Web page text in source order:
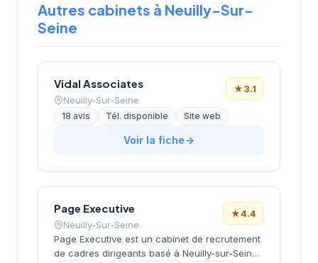
Autres cabinets à Neuilly-Sur-
Seine
Vidal Associates
Neuilly-Sur-Seine
★3.1
18 avis Tél. disponible Site web
Voir la fiche
Page Executive
Neuilly-Sur-Seine
★4.4
Page Executive est un cabinet de recrutement
de cadres dirigeants basé à Neuilly-sur-Seine,